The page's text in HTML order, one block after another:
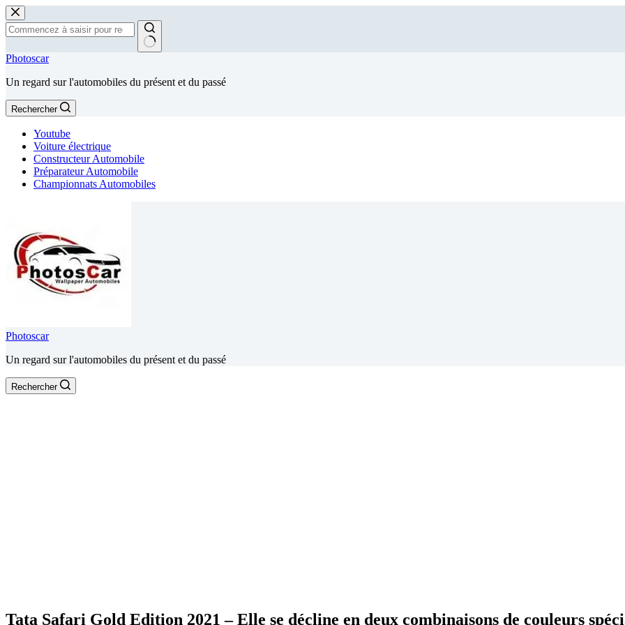
Passer
au
contenu
Aucun
Photoscar
Un regard sur l'automobiles du présent et du passé
Rechercher
Youtube
Voiture électrique
Constructeur Automobile
Préparateur Automobile
Championnats Automobiles
Photoscar
Un regard sur l'automobiles du présent et du passé
Rechercher
Tata Safari Gold Edition 2021 – Elle se décline en deux combinaisons de couleurs